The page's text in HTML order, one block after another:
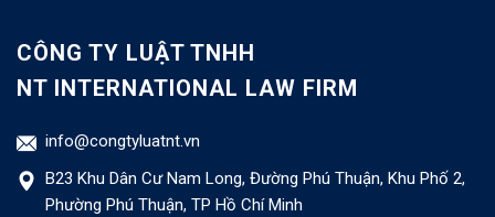
CÔNG TY LUẬT TNHH
NT INTERNATIONAL LAW FIRM
info@congtyluatnt.vn
B23 Khu Dân Cư Nam Long, Đường Phú Thuận, Khu Phố 2,
Phường Phú Thuận, TP Hồ Chí Minh